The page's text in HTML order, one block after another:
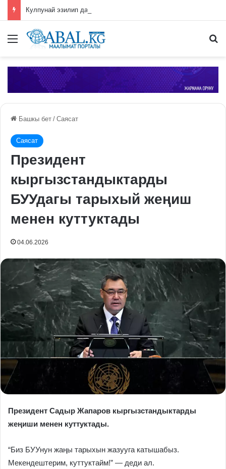
Меню
Башкы бет / Саясат
Саясат
Президент
кыргызстандыктарды
БУУдагы тарыхый жеңиш
менен куттуктады
04.06.2026
Президент Садыр Жапаров кыргызстандыктарды
жеңиши менен куттуктады.
“Биз БУУнун жаңы тарыхын жазууга катышабыз.
Мекендештерим, куттуктайм!” — деди ал.